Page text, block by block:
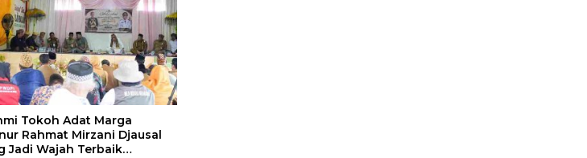
Tokoh Adat Marga
Rahmat Mirzani Djausal
Jadi Wajah Terbaik